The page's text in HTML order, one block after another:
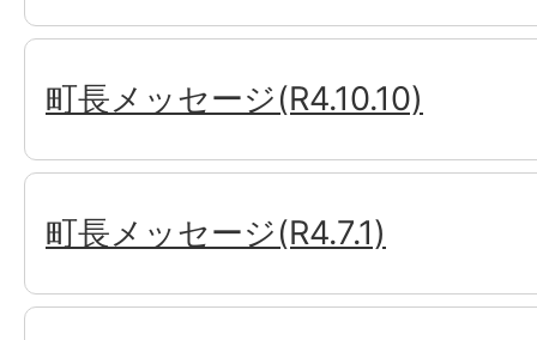
町長メッセージ(R4.10.10)
町長メッセージ(R4.7.1)